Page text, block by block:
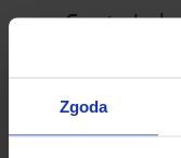
Zgoda
Czy to
Skontaktuj
więcej lub
SKONTAKTUJ